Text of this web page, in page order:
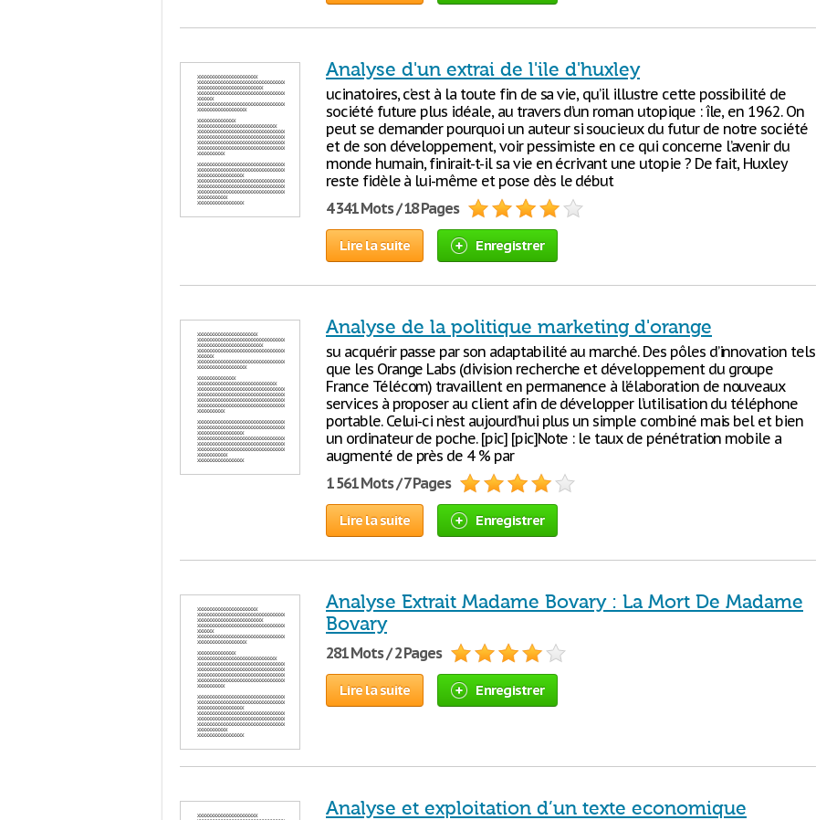
Analyse d'un extrai de l'ile d'huxley
ucinatoires, c’est à la toute fin de sa vie, qu’il illustre cette possibilité de
société future plus idéale, au travers d’un roman utopique : île, en 1962. On
peut se demander pourquoi un auteur si soucieux du futur de notre société
et de son développement, voir pessimiste en ce qui concerne l’avenir du
monde humain, finirait-t-il sa vie en écrivant une utopie ? De fait, Huxley
reste fidèle à lui-même et pose dès le début
4 341 Mots / 18 Pages
Lire la suite Enregistrer
Analyse de la politique marketing d'orange
su acquérir passe par son adaptabilité au marché. Des pôles d’innovation tels
que les Orange Labs (division recherche et développement du groupe
France Télécom) travaillent en permanence à l’élaboration de nouveaux
services à proposer au client afin de développer l’utilisation du téléphone
portable. Celui-ci n’est aujourd’hui plus un simple combiné mais bel et bien
un ordinateur de poche. [pic] [pic]Note : le taux de pénétration mobile a
augmenté de près de 4 % par
1 561 Mots / 7 Pages
Lire la suite Enregistrer
Analyse Extrait Madame Bovary : La Mort De Madame
Bovary
281 Mots / 2 Pages
Lire la suite Enregistrer
Analyse et exploitation d’un texte economique